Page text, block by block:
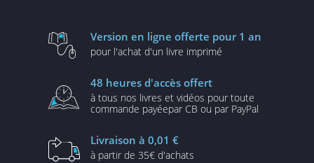
Version en ligne offerte pour 1 an
pour l'achat d'un livre imprimé
48 heures d'accès offert
à tous nos livres et vidéos pour toute
commande payéepar CB ou par PayPal
Livraison à 0,01 €
à partir de 35€ d'achats